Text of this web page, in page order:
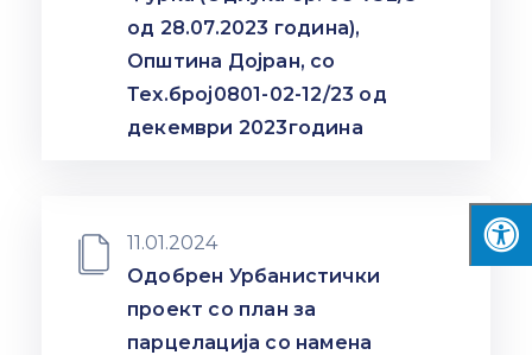
од 28.07.2023 година),
Општина Дојран, со
Тех.број0801-02-12/23 од
декември 2023година
11.01.2024
Одобрен Урбанистички
проект со план за
парцелација со намена